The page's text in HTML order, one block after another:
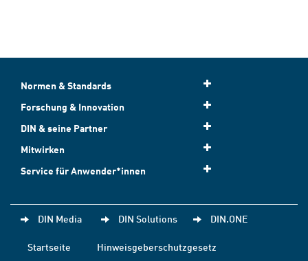
Normen & Standards
Forschung & Innovation
DIN & seine Partner
Mitwirken
Service für Anwender*innen
DIN Media DIN Solutions DIN.ONE
Startseite
Hinweisgeberschutzgesetz